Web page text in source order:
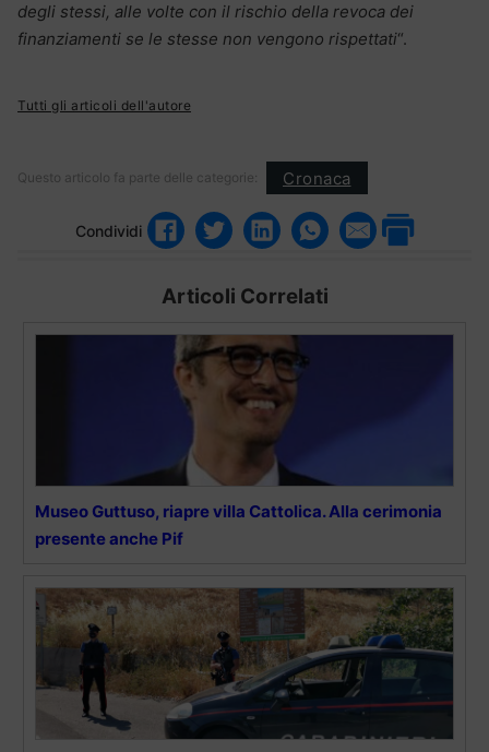
degli stessi, alle volte con il rischio della revoca dei
finanziamenti se le stesse non vengono rispettati“.
Tutti gli articoli dell'autore
Questo articolo fa parte delle categorie: Cronaca
Condividi
Articoli Correlati
Museo Guttuso, riapre villa Cattolica. Alla cerimonia
presente anche Pif